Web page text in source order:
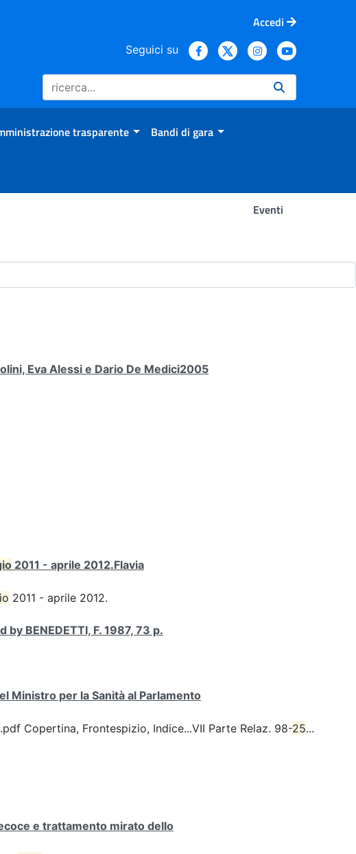
Accedi
Seguici su
trasparente Bandi di gara
Eventi
Eva Alessi e Dario De Medici2005
2011 - aprile 2012.Flavia
2011 - aprile 2012.
BENEDETTI, F. 1987, 73 p.
Ministro per la Sanità al Parlamento
Copertina, Frontespizio, Indice...VII Parte Relaz. 98-25...
e trattamento mirato dello